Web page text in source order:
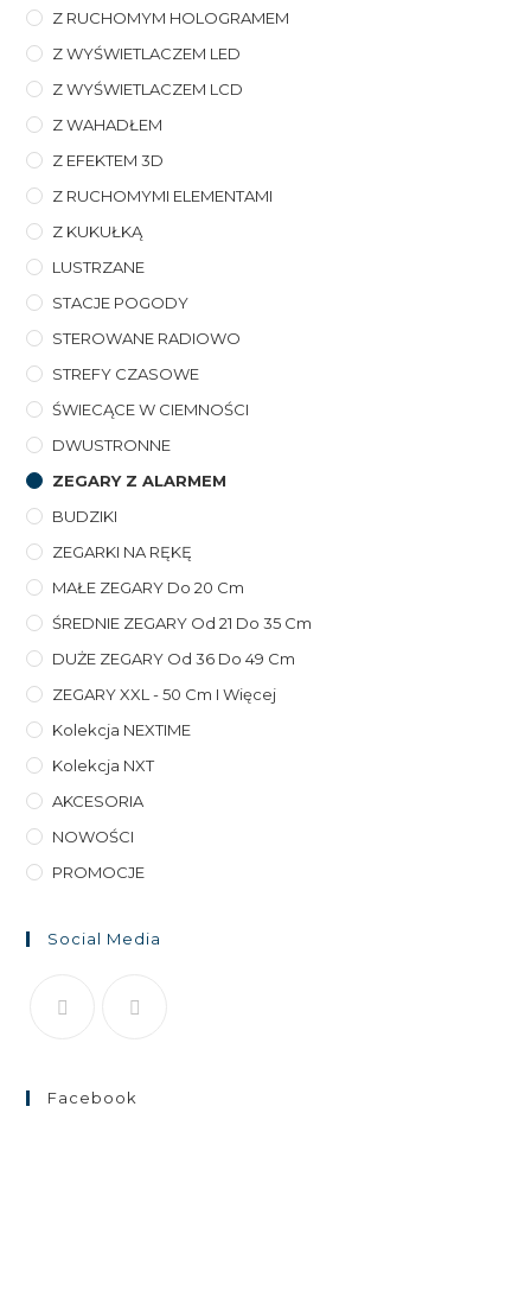
Z RUCHOMYM HOLOGRAMEM
Z WYŚWIETLACZEM LED
Z WYŚWIETLACZEM LCD
Z WAHADŁEM
Z EFEKTEM 3D
Z RUCHOMYMI ELEMENTAMI
Z KUKUŁKĄ
LUSTRZANE
STACJE POGODY
STEROWANE RADIOWO
STREFY CZASOWE
ŚWIECĄCE W CIEMNOŚCI
DWUSTRONNE
ZEGARY Z ALARMEM
BUDZIKI
ZEGARKI NA RĘKĘ
MAŁE ZEGARY Do 20 Cm
ŚREDNIE ZEGARY Od 21 Do 35 Cm
DUŻE ZEGARY Od 36 Do 49 Cm
ZEGARY XXL - 50 Cm I Więcej
Kolekcja NEXTIME
Kolekcja NXT
AKCESORIA
NOWOŚCI
PROMOCJE
Social Media
Facebook